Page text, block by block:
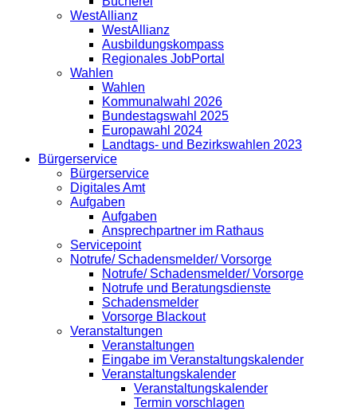
WestAllianz
WestAllianz
Ausbildungskompass
Regionales JobPortal
Wahlen
Wahlen
Kommunalwahl 2026
Bundestagswahl 2025
Europawahl 2024
Landtags- und Bezirkswahlen 2023
Bürgerservice
Bürgerservice
Digitales Amt
Aufgaben
Aufgaben
Ansprechpartner im Rathaus
Servicepoint
Notrufe/ Schadensmelder/ Vorsorge
Notrufe/ Schadensmelder/ Vorsorge
Notrufe und Beratungsdienste
Schadensmelder
Vorsorge Blackout
Veranstaltungen
Veranstaltungen
Eingabe im Veranstaltungskalender
Veranstaltungskalender
Veranstaltungskalender
Termin vorschlagen